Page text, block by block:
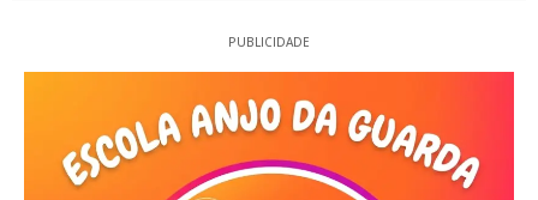
PUBLICIDADE